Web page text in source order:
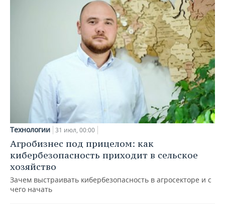
Технологии 31 июл, 00:00
Агробизнес под прицелом: как
кибербезопасность приходит в сельское
хозяйство
Зачем выстраивать кибербезопасность в агросекторе и с
чего начать